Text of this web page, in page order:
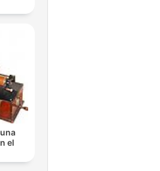
el